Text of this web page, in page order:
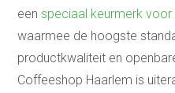
een speciaal keurmerk
waarmee de hoogste
productkwaliteit en
Coffeeshop Haarlem is